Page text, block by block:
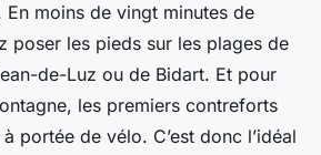
En moins de vingt minutes de
poser les pieds sur les plages de
de-Luz ou de Bidart. Et pour
les premiers contreforts
portée de vélo. C’est donc l’idéal